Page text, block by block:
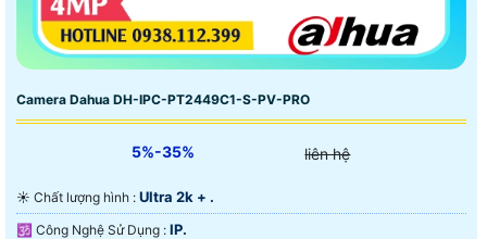
Camera Dahua DH-IPC-PT2449C1-S-PV-PRO
5%-35% liên hệ
☀️ Chất lượng hình : Ultra 2k + .
🕉️ Công Nghệ Sử Dụng : IP.